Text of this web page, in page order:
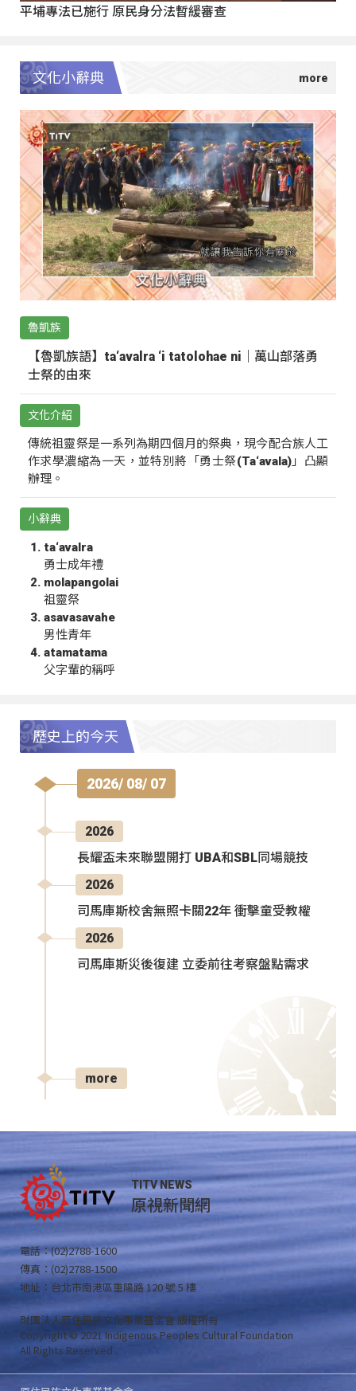
平埔專法已施行 原民身分法暫緩審查
文化小辭典
魯凱族
【魯凱族語】ta‘avalra ‘i tatolohae ni｜萬山部落勇
士祭的由來
文化介紹
傳統祖靈祭是一系列為期四個月的祭典，現今配合族人工
作求學濃縮為一天，並特別將「勇士祭(Ta‘avala)」凸顯
辦理。
小辭典
ta‘avalra
勇士成年禮
molapangolai
祖靈祭
asavasavahe
男性青年
atamatama
父字輩的稱呼
歷史上的今天
2026/ 08/ 07
2026
長耀盃未來聯盟開打 UBA和SBL同場競技
2026
司馬庫斯校舍無照卡關22年 衝擊童受教權
2026
司馬庫斯災後復建 立委前往考察盤點需求
more
TITV NEWS
原視新聞網
電話：(02)2788-1600
傳真：(02)2788-1500
地址：台北市南港區重陽路 120 號 5 樓
財團法人原住民族文化事業基金會 版權所有
Copyright © 2021 Indigenous Peoples Cultural Foundation
All Rights Reserved .